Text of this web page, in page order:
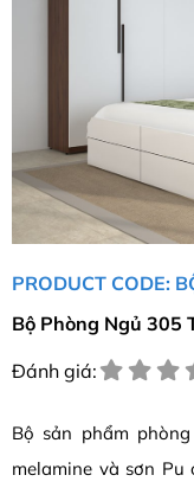
PRODUCT CODE:
Bộ Phòng Ngủ 305
Đánh giá:
Bộ sản phẩm
melamine và sơn